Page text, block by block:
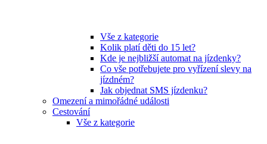
Vše z kategorie
Kolik platí děti do 15 let?
Kde je nejbližší automat na jízdenky?
Co vše potřebujete pro vyřízení slevy na
jízdném?
Jak objednat SMS jízdenku?
Omezení a mimořádné události
Cestování
Vše z kategorie